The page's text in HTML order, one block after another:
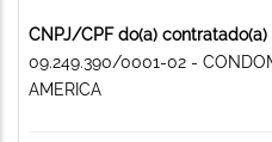
CNPJ/CPF do(a)
09.249.390/0001-02 -
AMERICA